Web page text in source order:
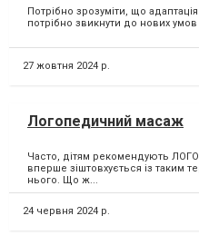
Потрібно зрозуміти, що
потрібно звикнути до нових
27 жовтня 2024 р.
Логопедичний масаж
Часто, дітям рекомендують
вперше зіштовхується із таким
нього. Що ж...
24 червня 2024 р.